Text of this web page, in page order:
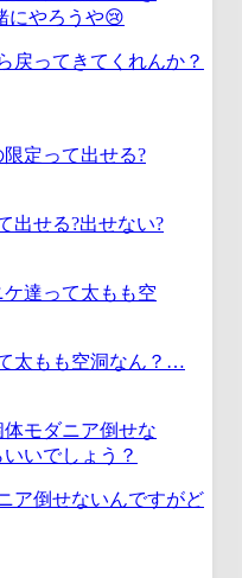
戻ってきてくれんか？
出せる?出せない?
太もも空洞なん？…
ア倒せないんですがど